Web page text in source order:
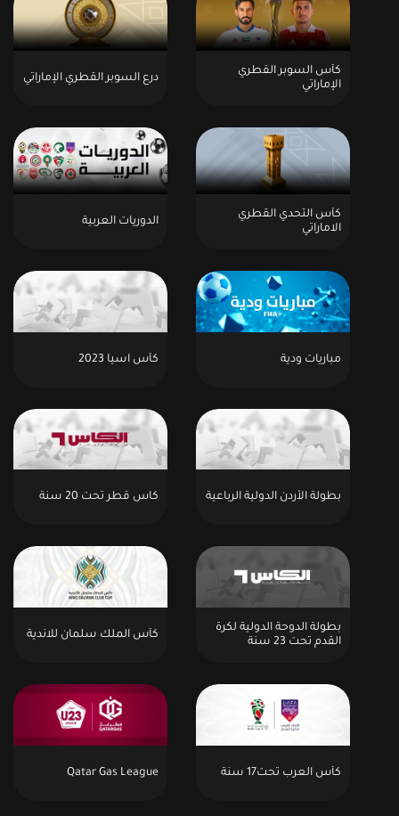
كأس السوبر القطري
الإماراتي
درع السوبر القطري الإماراتي
كأس التحدي القطري
الاماراتي
الدوريات العربية
مباريات ودية كأس آسيا 2023
بطولة الأردن الدولية الرباعية كاس قطر تحت 20 سنة
بطولة الدوحة الدولية لكرة
القدم تحت 23 سنة
كأس الملك سلمان للاندية
كأس العرب تحت17 سنة Qatar Gas League